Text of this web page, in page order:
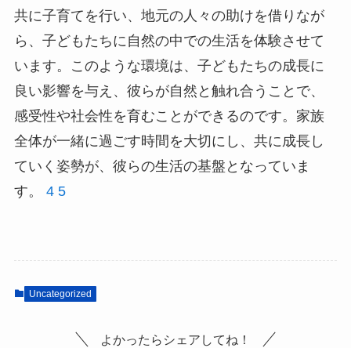
共に子育てを行い、地元の人々の助けを借りなが
ら、子どもたちに自然の中での生活を体験させて
います。このような環境は、子どもたちの成長に
良い影響を与え、彼らが自然と触れ合うことで、
感受性や社会性を育むことができるのです。家族
全体が一緒に過ごす時間を大切にし、共に成長し
ていく姿勢が、彼らの生活の基盤となっていま
す。 4 5
Uncategorized
よかったらシェアしてね！